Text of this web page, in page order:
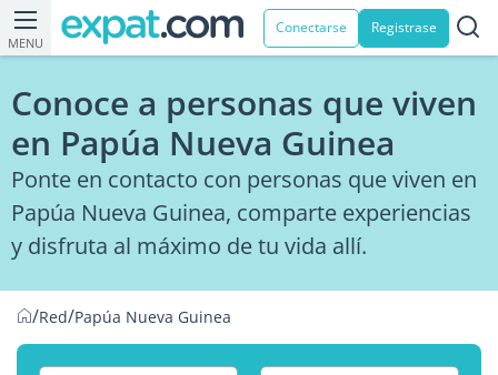
MENU
Conectarse Registrase
Conoce a personas que viven
en Papúa Nueva Guinea
Ponte en contacto con personas que viven en
Papúa Nueva Guinea, comparte experiencias
y disfruta al máximo de tu vida allí.
/Red/Papúa Nueva Guinea